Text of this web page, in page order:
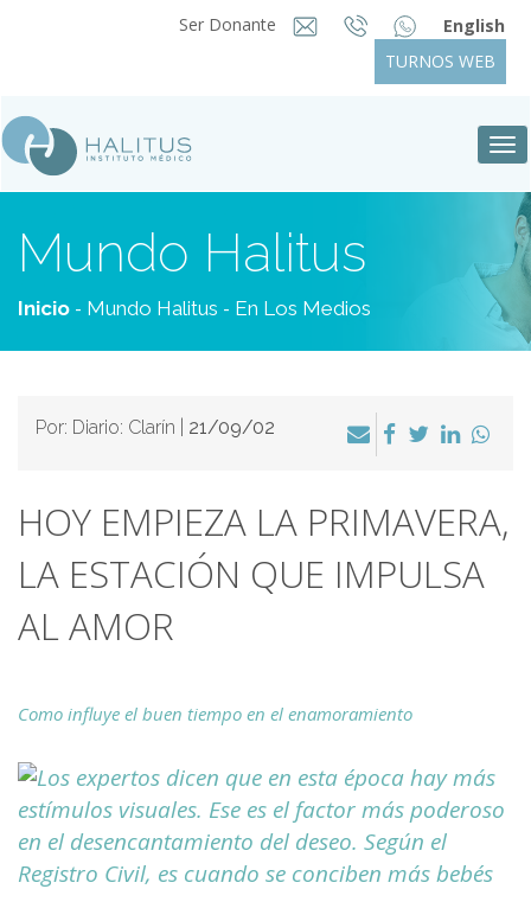
Ser Donante
English
TURNOS WEB
Mundo Halitus
Inicio - Mundo Halitus - En Los Medios
Por: Diario: Clarín | 21/09/02
HOY EMPIEZA LA PRIMAVERA,
LA ESTACIÓN QUE IMPULSA
AL AMOR
Como influye el buen tiempo en el enamoramiento
Los expertos dicen que en esta época hay más
estímulos visuales. Ese es el factor más poderoso
en el desencantamiento del deseo. Según el
Registro Civil, es cuando se conciben más bebés